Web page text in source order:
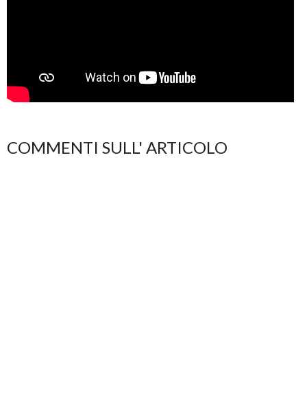
COMMENTI SULL' ARTICOLO